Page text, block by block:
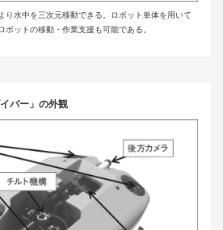
り水中を三次元移動できる。ロボット単体を用いて
ボットの移動・作業支援も可能である。
バー」の外観